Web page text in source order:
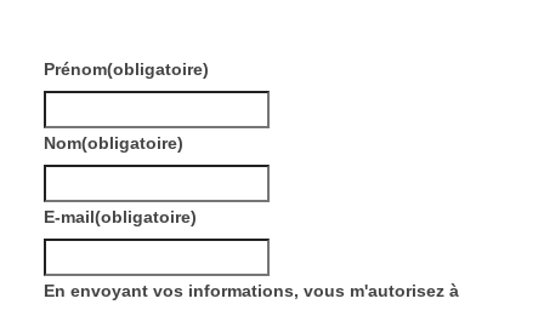
Prénom(obligatoire)
Nom(obligatoire)
E-mail(obligatoire)
En envoyant vos informations, vous m'autorisez à